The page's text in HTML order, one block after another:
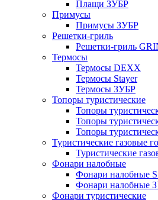
Плащи ЗУБР
Примусы
Примусы ЗУБР
Решетки-гриль
Решетки-гриль
Термосы
Термосы DEXX
Термосы Stayer
Термосы ЗУБР
Топоры туристические
Топоры
Топоры
Топоры
Туристические газовые
Туристические
Фонари налобные
Фонари налобные
Фонари налобные
Фонари туристические